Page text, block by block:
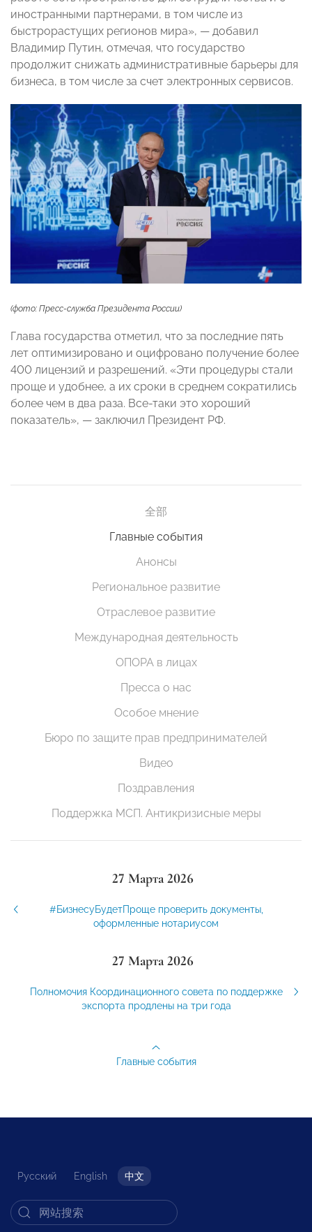
иностранными партнерами, в том числе из
быстрорастущих регионов мира», — добавил
Владимир Путин, отмечая, что государство
продолжит снижать административные барьеры для
бизнеса, в том числе за счет электронных сервисов.
(фото: Пресс-служба Президента России)
Глава государства отметил, что за последние пять
лет оптимизировано и оцифровано получение более
400 лицензий и разрешений. «Эти процедуры стали
проще и удобнее, а их сроки в среднем сократились
более чем в два раза. Все-таки это хороший
показатель», — заключил Президент РФ.
全部
Главные события
Анонсы
Региональное развитие
Отраслевое развитие
Международная деятельность
ОПОРА в лицах
Пресса о нас
Особое мнение
Бюро по защите прав предпринимателей
Видео
Поздравления
Поддержка МСП. Антикризисные меры
27 Марта 2026
#БизнесуБудетПроще проверить документы,
оформленные нотариусом
27 Марта 2026
Полномочия Координационного совета по поддержке
экспорта продлены на три года
Главные события
Русский English 中文